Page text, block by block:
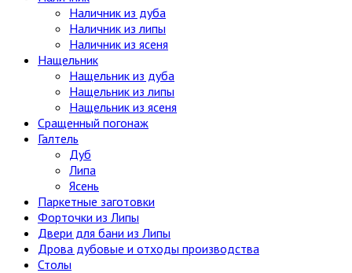
Наличник из дуба
Наличник из липы
Наличник из ясеня
Нащельник
Нащельник из дуба
Нащельник из липы
Нащельник из ясеня
Сращенный погонаж
Галтель
Дуб
Липа
Ясень
Паркетные заготовки
Форточки из Липы
Двери для бани из Липы
Дрова дубовые и отходы производства
Столы